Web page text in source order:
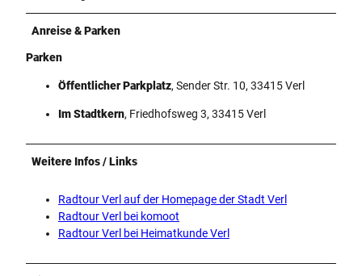
Anreise & Parken
Parken
Öffentlicher Parkplatz, Sender Str. 10, 33415 Verl
Im Stadtkern, Friedhofsweg 3, 33415 Verl
Weitere Infos / Links
Radtour Verl auf der Homepage der Stadt Verl
Radtour Verl bei komoot
Radtour Verl bei Heimatkunde Verl